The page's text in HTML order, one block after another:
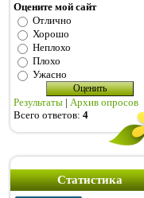
Оцените мой сайт
Отлично
Хорошо
Неплохо
Плохо
Ужасно
Результаты | Архив опросов
Всего ответов: 4
Статистика